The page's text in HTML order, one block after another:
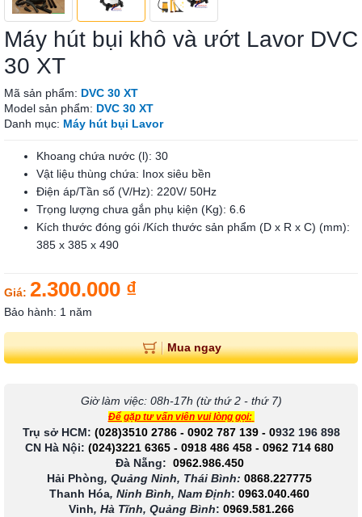
Máy hút bụi khô và ướt Lavor DVC
30 XT
Mã sản phẩm: DVC 30 XT
Model sản phẩm: DVC 30 XT
Danh mục: Máy hút bụi Lavor
Khoang chứa nước (l): 30
Vật liệu thùng chứa: Inox siêu bền
Điện áp/Tần số (V/Hz): 220V/ 50Hz
Trọng lượng chưa gắn phụ kiện (Kg): 6.6
Kích thước đóng gói /Kích thước sản phẩm (D x R x C) (mm):
385 x 385 x 490
Giá: 2.300.000 ₫
Bảo hành: 1 năm
Mua ngay
Giờ làm việc: 08h-17h (từ thứ 2 - thứ 7)
Để gặp tư vấn viên vui lòng gọi:
Trụ sở HCM: (028)3510 2786 - 0902 787 139- 0932 196 898
CN Hà Nội: (024)3221 6365 - 0918 486 458 - 0962 714 680
Đà Nẵng: 0962.986.450
Hải Phòng, Quảng Ninh, Thái Bình: 0868.227775
Thanh Hóa, Ninh Bình, Nam Định: 0963.040.460
Vinh, Hà Tĩnh, Quảng Bình: 0969.581.266